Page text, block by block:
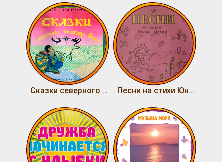
Сказки северного индейца Онно Песни на стихи Юнны Мориц